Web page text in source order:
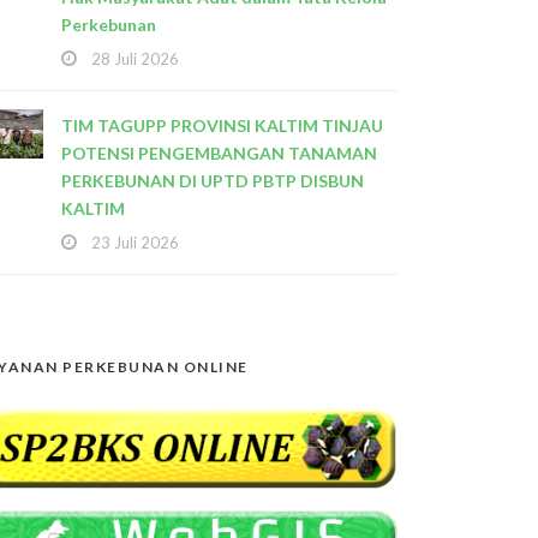
Perkebunan
28 Juli 2026
TIM TAGUPP PROVINSI KALTIM TINJAU
POTENSI PENGEMBANGAN TANAMAN
PERKEBUNAN DI UPTD PBTP DISBUN
KALTIM
23 Juli 2026
PERKEBUNAN ONLINE